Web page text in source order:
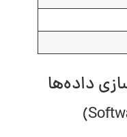
داده‌ها